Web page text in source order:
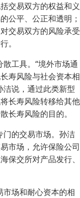
交易双方的权益和义
公平、公正和透明；
交易双方的风险承受
。
工具。“境外市场通
寿风险与社会资本相
洁说，通过此类新型
长寿风险转移给其他
长寿风险的目的。
门的交易市场。孙洁
市场，允许保险公司
保交所对产品发行、
场和耐心资本的相